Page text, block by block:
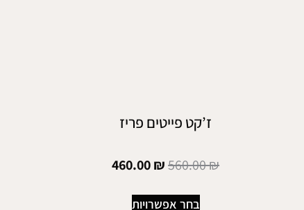
ז’קט פייטים פריז
560.00₪
460.00₪
בחר אפשרויות